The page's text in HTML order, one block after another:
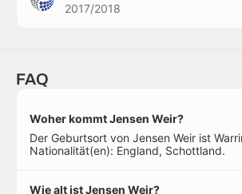
2017/2018
FAQ
Woher kommt Jensen Weir?
Der Geburtsort von Jensen Weir ist
Nationalität(en): England, Schottland.
Wie alt ist Jensen Weir?